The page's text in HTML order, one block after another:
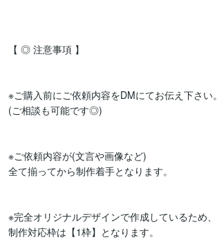
【 ◎ 注意事項 】
※ご購入前にご依頼内容をDMにてお伝え下さい。
(ご相談も可能です◎)
※ご依頼内容が(文言や画像など)
全て揃ってから制作着手となります。
※完全オリジナルデザインで作成しているため、
制作対応枠は【1枠】となります。